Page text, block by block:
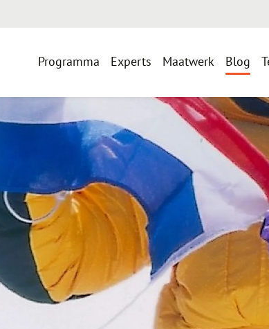
Programma Experts Maatwerk Blog